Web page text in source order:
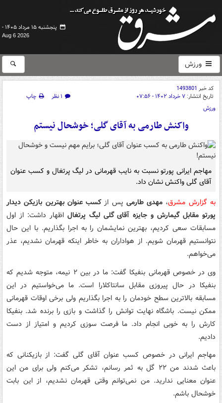
پنجشنبه ۱۵ مرداد ۱۴۰۵ -
Aug 6 2026
ورزش
کد خبر 1493801
تاریخ انتشار: ۷ خرداد ۱۴۰۲ - ۰۷:۵۶ ۱ نظر
چاپ
ورزش
واکنش طارمی به آقای گلی؛ خوشحال نیستم
مهاجم ایرانی پورتو نسبت به نایب قهرمانی در لیگ پرتغال و کسب عنوان
آقای گلی واکنش نشان داد.
به گزارش مشرق، مهدی طارمی پس ازکسب عنوان بهترین بازیکن دیدار
پورتو مقابل گیمارش و جایزه آقای گلی لیگ پرتغال اظهار داشت: از اول
مسابقات سعی کردیم، بهترین نمایشمان را به اجرا بگذاریم. با این حال
نتوانستیم قهرمان شویم. از هواداران به خاطر اینکه قهرمان نشدیم، عذر
می‌خواهم.
وی در خصوص قهرمانی بنفیکا گفت: ما در بین ۲ نیمه، متوجه شدیم که
بنفیکا در حال پیروزی مقابل سانتاکلارا است. ما می‌خواستیم در این
مسابقه بالاترین سطح خودمان را به اجرا بگذاریم ولی برخی اوقات قهرمانی
ممکن نیست. باشگاه نهایت توانش را گذاشت و بازی را برنده شد. بنفیکا
کارش را به خوبی انجام داد. ما فرصت سوزی کردیم و امتیاز از دست
دادیم.
مهاجم ایرانی در خصوص کسب عنوان آقای گلی گفت: از بازیکنانی که
باعث شدند من ۲۲ گل به ثمر رسانم، تشکر می‌کنم ولی برای من این
عنوان معنایی ندارید. من نمی‌توانم وقتی قهرمان نشدیم، از این بابت
خوشحال باشم.